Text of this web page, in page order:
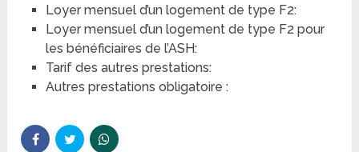
Loyer mensuel d’un logement de type F2:
Loyer mensuel d’un logement de type F2 pour
les bénéficiaires de l’ASH:
Tarif des autres prestations:
Autres prestations obligatoire :